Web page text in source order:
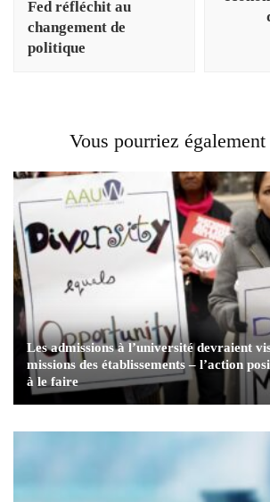
Fed réfléchit au
changement de
politique
Vous pourriez
Les admissions à l’université devraient
missions des établissements – l’action
à le faire